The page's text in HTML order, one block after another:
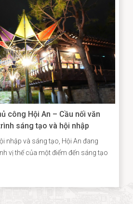
triển khai một cách hệ thống,
cơ sở dữ liệu quan trọng cho chiến
huy giá trị di sản trong bối cảnh
công Hội An – Cầu nối văn
sáng tạo và hội nhập
nhập và sáng tạo, Hội An đang
vị thế của một điểm đến sáng tạo
dấu ấn ấy tiếp tục được lan